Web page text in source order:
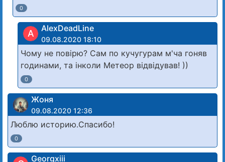
0
A AlexDeadLine
09.08.2020 18:10
Чому не повірю? Сам по кучугурам м'ча гоняв
годинами, та інколи Метеор відвідував! ))
0
Жоня
09.08.2020 12:36
Люблю историю.Спасибо!
0
Georgxiii